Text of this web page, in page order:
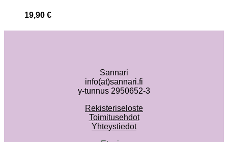
19,90 €
Sannari
info(at)sannari.fi
y-tunnus 2950652-3
Rekisteriseloste
Toimitusehdot
Yhteystiedot